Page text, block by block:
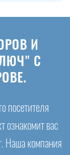
И
С
посетителя
ознакомит вас
Наша компания